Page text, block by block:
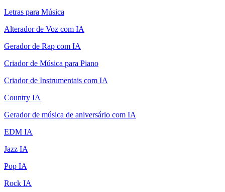
Letras para Música
Alterador de Voz com IA
Gerador de Rap com IA
Criador de Música para Piano
Criador de Instrumentais com IA
Country IA
Gerador de música de aniversário com IA
EDM IA
Jazz IA
Pop IA
Rock IA